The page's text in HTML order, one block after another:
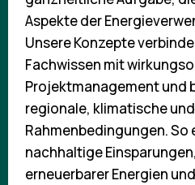
Aspekte der
Unsere Konzepte
Fachwissen mit
Projektmanagement und
regionale, klimatische
Rahmenbedingungen. So
nachhaltige
erneuerbarer Energien